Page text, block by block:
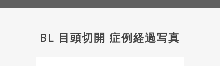
BL 目頭切開 症例経過写真